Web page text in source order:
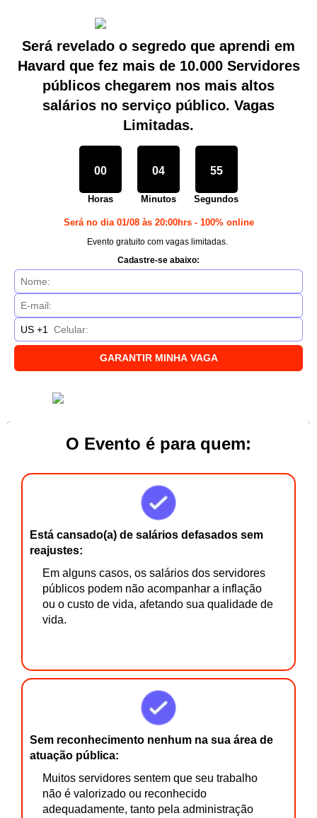
Será revelado o segredo que aprendi em
Havard que fez mais de 10.000 Servidores
públicos chegarem nos mais altos
salários no serviço público. Vagas
Limitadas.
00
Horas
04
Minutos
55
Segundos
Será no dia 01/08 às 20:00hrs - 100% online
Evento gratuito com vagas limitadas.
Cadastre-se abaixo:
US +1
GARANTIR MINHA VAGA
O Evento é para quem:
Está cansado(a) de salários defasados sem
reajustes:
Em alguns casos, os salários dos servidores
públicos podem não acompanhar a inflação
ou o custo de vida, afetando sua qualidade de
vida.
Sem reconhecimento nenhum na sua área de
atuação pública:
Muitos servidores sentem que seu trabalho
não é valorizado ou reconhecido
adequadamente, tanto pela administração